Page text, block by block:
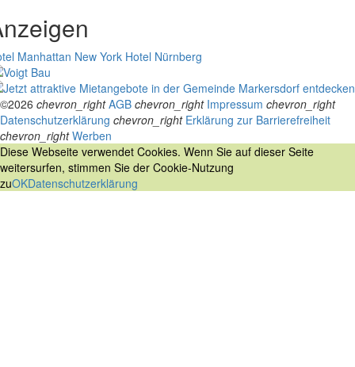
Manhattan New York Hotel Nürnberg
©2026 chevron_right AGB chevron_right Impressum chevron_right
Datenschutzerklärung chevron_right Erklärung zur Barrierefreiheit
chevron_right Werben
Diese Webseite verwendet Cookies. Wenn Sie auf dieser Seite
weitersurfen, stimmen Sie der Cookie-Nutzung
zuOKDatenschutzerklärung